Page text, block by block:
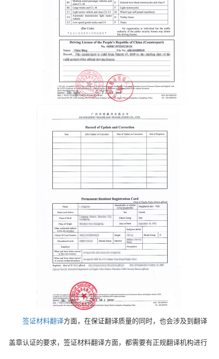
签证材料翻译方面，在保证翻译质量的同时，也会涉及到翻译
盖章认证的要求，签证材料翻译方面，都需要有正规翻译机构进行